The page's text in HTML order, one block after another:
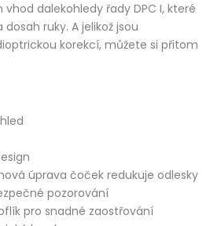
dalekohledy řady DPC I, které
ruky. A jelikož jsou
korekcí, můžete si přitom
úprava čoček redukuje odlesky
pozorování
pro snadné zaostřování